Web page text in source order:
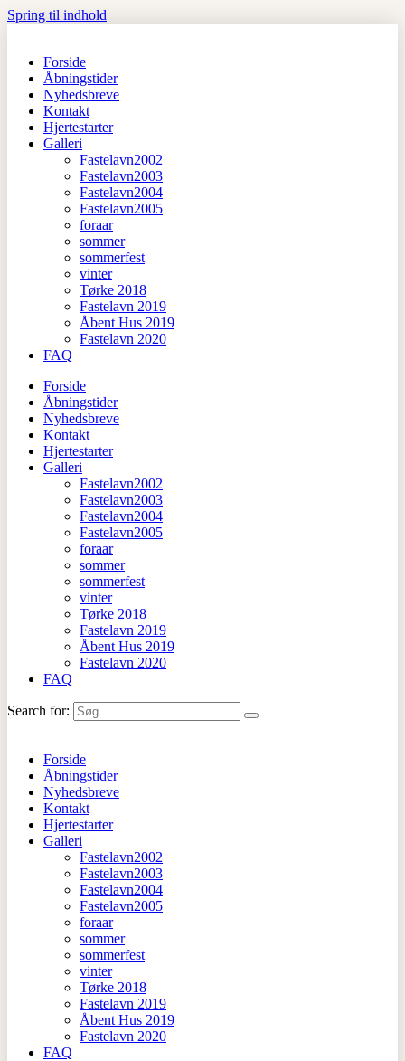
Spring til indhold
Forside
Åbningstider
Nyhedsbreve
Kontakt
Hjertestarter
Galleri
Fastelavn2002
Fastelavn2003
Fastelavn2004
Fastelavn2005
foraar
sommer
sommerfest
vinter
Tørke 2018
Fastelavn 2019
Åbent Hus 2019
Fastelavn 2020
FAQ
Forside
Åbningstider
Nyhedsbreve
Kontakt
Hjertestarter
Galleri
Fastelavn2002
Fastelavn2003
Fastelavn2004
Fastelavn2005
foraar
sommer
sommerfest
vinter
Tørke 2018
Fastelavn 2019
Åbent Hus 2019
Fastelavn 2020
FAQ
Search for:
Forside
Åbningstider
Nyhedsbreve
Kontakt
Hjertestarter
Galleri
Fastelavn2002
Fastelavn2003
Fastelavn2004
Fastelavn2005
foraar
sommer
sommerfest
vinter
Tørke 2018
Fastelavn 2019
Åbent Hus 2019
Fastelavn 2020
FAQ